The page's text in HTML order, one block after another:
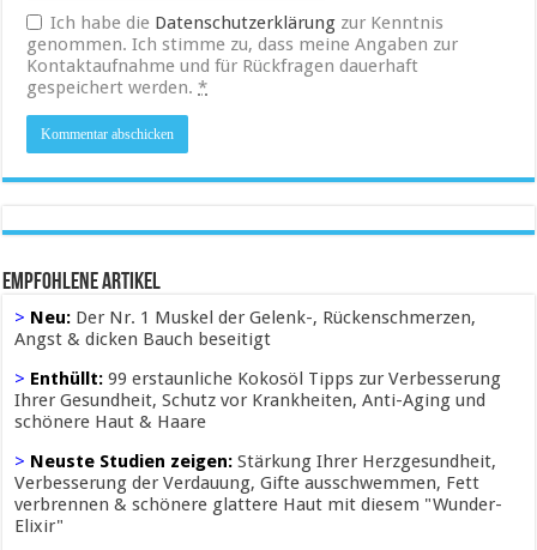
Ich habe die Datenschutzerklärung zur Kenntnis
genommen. Ich stimme zu, dass meine Angaben zur
Kontaktaufnahme und für Rückfragen dauerhaft
gespeichert werden.*
Empfohlene Artikel
> Neu: Der Nr. 1 Muskel der Gelenk-, Rückenschmerzen,
Angst & dicken Bauch beseitigt
> Enthüllt:99 erstaunliche Kokosöl Tipps zur Verbesserung
Ihrer Gesundheit, Schutz vor Krankheiten, Anti-Aging und
schönere Haut & Haare
> Neuste Studien zeigen:Stärkung Ihrer Herzgesundheit,
Verbesserung der Verdauung, Gifte ausschwemmen, Fett
verbrennen & schönere glattere Haut mit diesem "Wunder-
Elixir"